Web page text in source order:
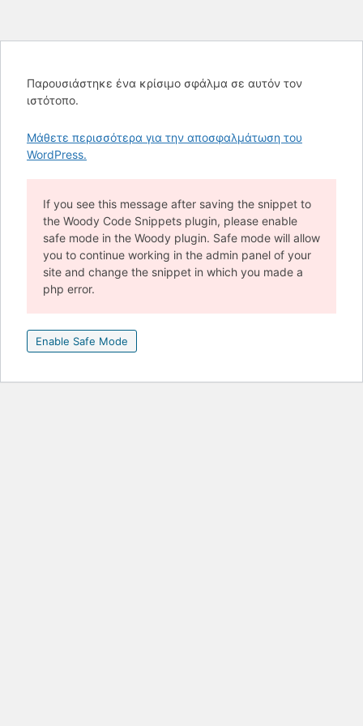
Παρουσιάστηκε ένα κρίσιμο σφάλμα σε αυτόν τον
ιστότοπο.
Μάθετε περισσότερα για την αποσφαλμάτωση του
WordPress.
If you see this message after saving the snippet to
the Woody Code Snippets plugin, please enable
safe mode in the Woody plugin. Safe mode will allow
you to continue working in the admin panel of your
site and change the snippet in which you made a
php error.
Enable Safe Mode